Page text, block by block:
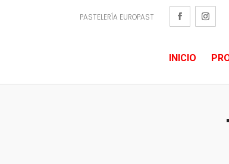
PASTELERÍA EUROPAST
INICIO